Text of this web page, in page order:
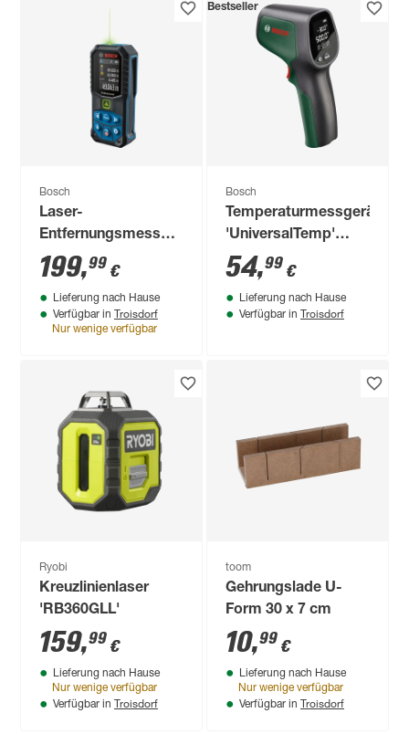
Bosch
Laser-
Entfernungsmesser
'Professional GLM
50-27 CG' mit
Schutztasche
199,99 €
Lieferung nach Hause
Verfügbar in Troisdorf
Nur wenige verfügbar
Bestseller
Bosch
Temperaturmessgerät
'UniversalTemp'
Messbereich -30 °C
bis +500 °C
54,99 €
Lieferung nach Hause
Verfügbar in Troisdorf
Ryobi
Kreuzlinienlaser
'RB360GLL'
159,99 €
Lieferung nach Hause
Nur wenige verfügbar
Verfügbar in Troisdorf
toom
Gehrungslade U-
Form 30 x 7 cm
10,99 €
Lieferung nach Hause
Nur wenige verfügbar
Verfügbar in Troisdorf